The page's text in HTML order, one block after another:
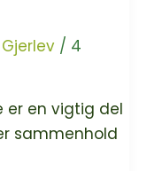
/ 4
er en vigtig del
sammenhold